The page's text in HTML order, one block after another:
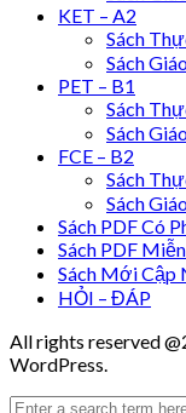
KET – A2
Sách
Sách
PET – B1
Sách
Sách
FCE – B2
Sách
Sách
Sách PDF Có
Sách PDF
Sách Mới Cập
HỎI – ĐÁP
All rights reserved
WordPress.